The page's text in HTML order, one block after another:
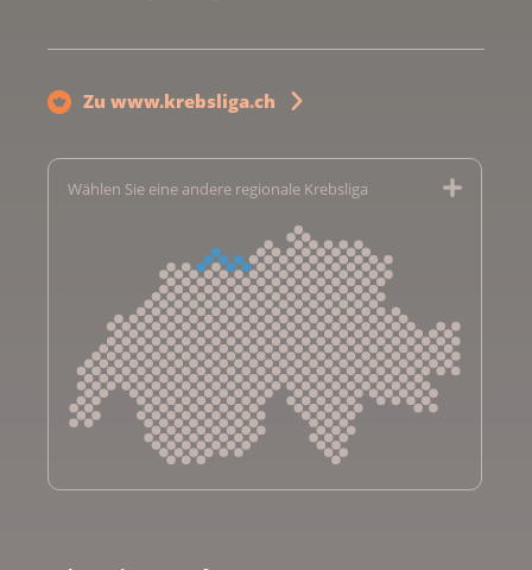
Zu www.krebsliga.ch
Wählen Sie eine andere regionale Krebsliga